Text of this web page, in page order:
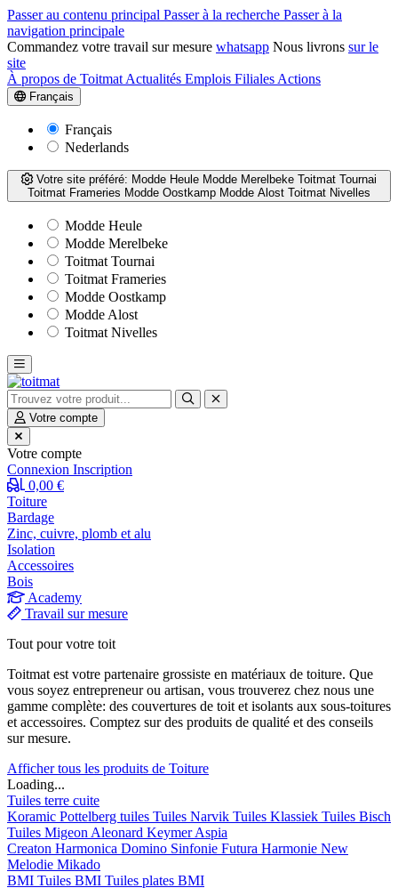
Passer au contenu principal Passer à la recherche Passer à la
navigation principale
Commandez votre travail sur mesure whatsapp Nous livrons sur le
site
À propos de Toitmat Actualités Emplois Filiales Actions
Français
Français
Nederlands
Votre site préféré: Modde Heule Modde Merelbeke Toitmat Tournai
Toitmat Frameries Modde Oostkamp Modde Alost Toitmat Nivelles
Modde Heule
Modde Merelbeke
Toitmat Tournai
Toitmat Frameries
Modde Oostkamp
Modde Alost
Toitmat Nivelles
Votre compte
Votre compte
Connexion Inscription
0,00 €
Toiture
Bardage
Zinc, cuivre, plomb et alu
Isolation
Accessoires
Bois
Academy
Travail sur mesure
Tout pour votre toit
Toitmat est votre partenaire grossiste en matériaux de toiture. Que
vous soyez entrepreneur ou artisan, vous trouverez chez nous une
gamme complète: des couvertures de toit et isolants aux sous-toitures
et accessoires. Comptez sur des produits de qualité et des conseils
sur mesure.
Afficher tous les produits de Toiture
Loading...
Tuiles terre cuite
Koramic Pottelberg tuiles Tuiles Narvik Tuiles Klassiek Tuiles Bisch
Tuiles Migeon Aleonard KeymerAspia
Creaton Harmonica Domino Sinfonie Futura Harmonie New
Melodie Mikado
BMI Tuiles BMI Tuiles plates BMI